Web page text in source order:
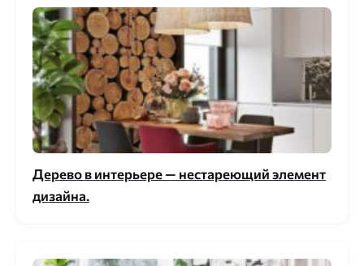
Дерево в интерьере — нестареющий элемент
дизайна.